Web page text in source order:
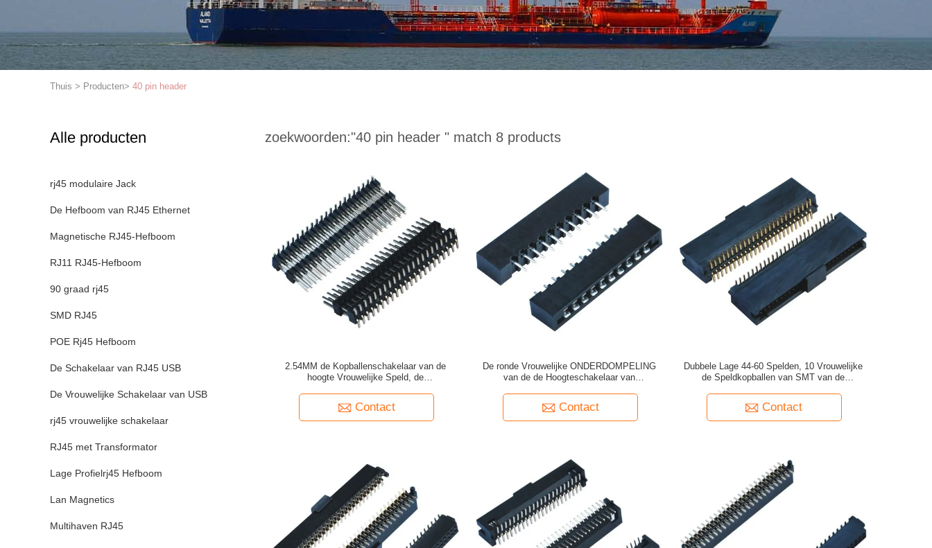
Thuis > Producten> 40 pin header
Alle producten
rj45 modulaire Jack
De Hefboom van RJ45 Ethernet
Magnetische RJ45-Hefboom
RJ11 RJ45-Hefboom
90 graad rj45
SMD RJ45
POE Rj45 Hefboom
De Schakelaar van RJ45 USB
De Vrouwelijke Schakelaar van USB
rj45 vrouwelijke schakelaar
RJ45 met Transformator
Lage Profielrj45 Hefboom
Lan Magnetics
Multihaven RJ45
zoekwoorden:"40 pin header " match 8 products
2.54MM de Kopballenschakelaar van de
hoogte Vrouwelijke Speld, de
Contact
De ronde Vrouwelijke ONDERDOMPELING
van de de Hoogteschakelaar van
Contact
Dubbele Lage 44-60 Spelden, 10 Vrouwelijke
de Speldkopballen van SMT van de
Contact